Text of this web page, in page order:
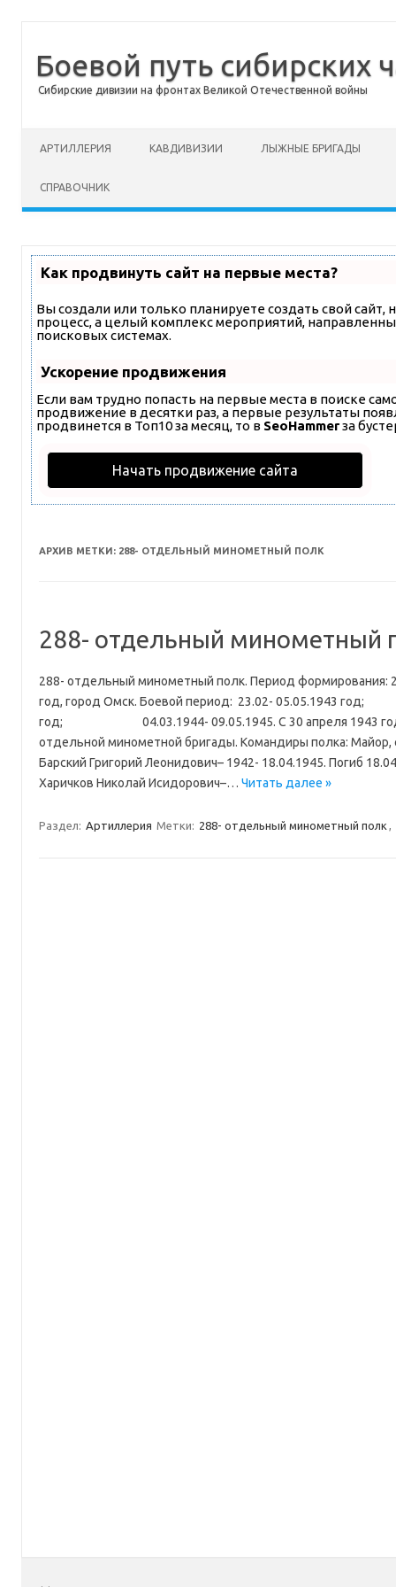
Боевой путь сибирских
Сибирские дивизии на фронтах Великой Отечественной войны
АРТИЛЛЕРИЯ КАВДИВИЗИИ ЛЫЖНЫЕ БРИГАДЫ
СПРАВОЧНИК
Как продвинуть сайт на первые места?
Вы создали или только планируете создать свой
процесс, а целый комплекс мероприятий,
поисковых системах.
Ускорение продвижения
Если вам трудно попасть на первые места в поиске
продвижение в десятки раз, а первые результаты
продвинется в Топ10 за месяц, то в SeoHammerза
Начать продвижение сайта
АРХИВ МЕТКИ: 288- ОТДЕЛЬНЫЙ МИНОМЕТНЫЙ ПОЛК
288- отдельный минометный
288- отдельный минометный полк. Период формирования:
год, город Омск. Боевой период: 23.02- 05.05.1943
год; 04.03.1944- 09.05.1945. С 30 апреля 1943 года
отдельной минометной бригады. Командиры полка: Майор,
Барский Григорий Леонидович– 1942- 18.04.1945. Погиб
Харичков Николай Исидорович–… Читать далее »
Раздел: Артиллерия Метки: 288- отдельный минометный полк ,